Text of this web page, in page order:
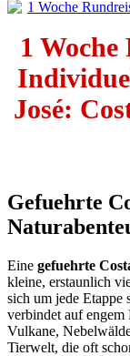
1
José:
Gefuehrte
Eine gefuehrte
kleine, erstaunlich
sich um jede Etappe
verbindet auf engem
Vulkane,
Tierwelt, die oft